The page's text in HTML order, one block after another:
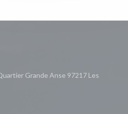
Grande Anse 97217 Les